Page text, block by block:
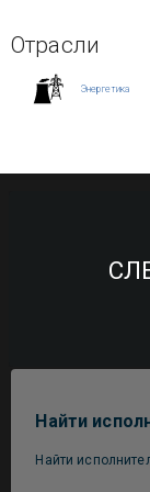
Отрасли
Энергетика
Найти
Найти